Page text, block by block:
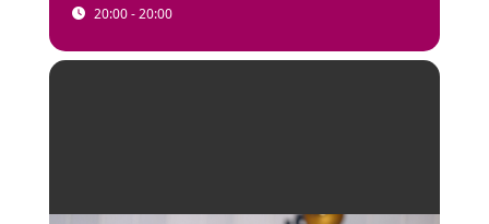
20:00 - 20:00